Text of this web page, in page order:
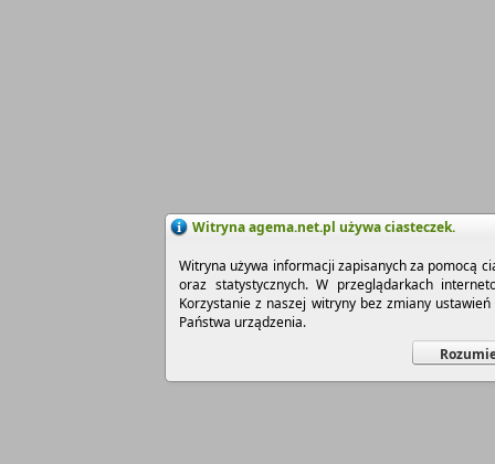
Witryna agema.net.pl używa ciasteczek.
Witryna używa informacji zapisanych za pomocą
oraz statystycznych. W przeglądarkach
Korzystanie z naszej witryny bez zmiany
Państwa urządzenia.